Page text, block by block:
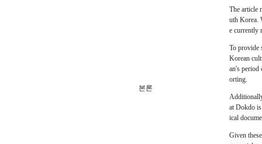
본론
The article
uth Korea.
e currently
To provide
Korean
an's period
orting.
at Dokdo
ical
Given